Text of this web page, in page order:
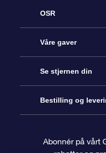
OSR
Kundeservice
Kontakt oss
Bloggen
Våre gaver
Online Stjernegave
OSR Gavepakke
Se stjernen din
Star Register
Bestilling og
Abonnér på vårt